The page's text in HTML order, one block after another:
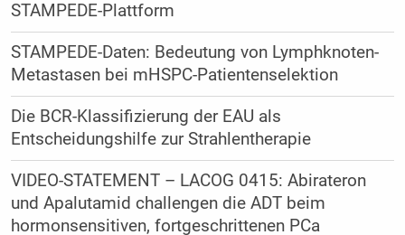
STAMPEDE-Plattform
STAMPEDE-Daten: Bedeutung von Lymphknoten-
Metastasen bei mHSPC-Patientenselektion
Die BCR-Klassifizierung der EAU als
Entscheidungshilfe zur Strahlentherapie
VIDEO-STATEMENT – LACOG 0415: Abirateron
und Apalutamid challengen die ADT beim
hormonsensitiven, fortgeschrittenen PCa